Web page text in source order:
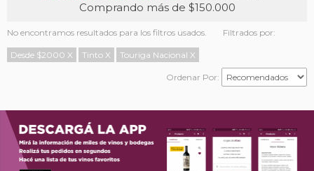
Comprando más de $150.000
No encontramos resultados para los filtros usados. Filtrados por:
Desde $2000 X Tinto X Touriga Nacional X
Ordenar Por: